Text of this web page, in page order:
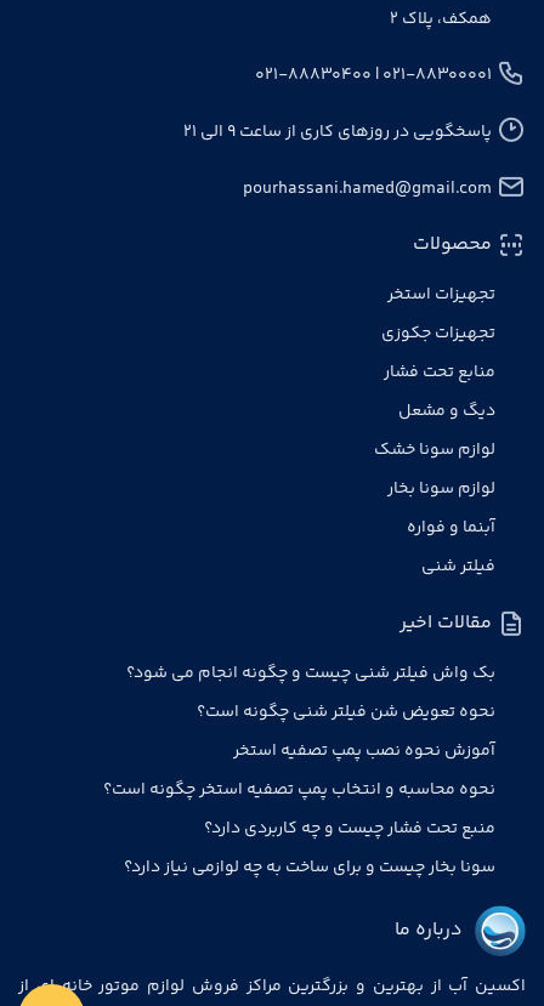
درباره ما
اکسین آب از بهترین و بزرگترین مراکز فروش لوازم موتور خانه ای از
مقالات اخیر
بک واش فیلتر شنی چیست و چگونه انجام می شود؟
نحوه تعویض شن فیلتر شنی چگونه است؟
آموزش نحوه نصب پمپ تصفیه استخر
نحوه محاسبه و انتخاب پمپ تصفیه استخر چگونه است؟
منبع تحت فشار چیست و چه کاربردی دارد؟
سونا بخار چیست و برای ساخت به چه لوازمی نیاز دارد؟
محصولات
تجهیزات استخر
تجهیزات جکوزی
منابع تحت فشار
دیگ و مشعل
لوازم سونا خشک
لوازم سونا بخار
آبنما و فواره
فیلتر شنی
همکف، پلاک ۲
۰۲۱-۸۸۳۰۰۰۰۱ | ۰۲۱-۸۸۸۳۰۴۰۰
پاسخگویی در روزهای کاری از ساعت ۹ الی ۲۱
pourhassani.hamed@gmail.com